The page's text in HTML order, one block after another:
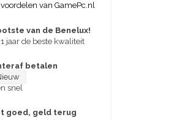
van GamePc.nl
van de Benelux!
jaar de beste kwaliteit
betalen
snel
goed, geld terug